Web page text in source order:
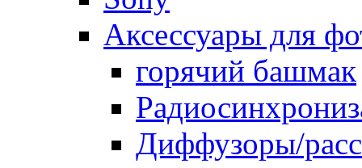
Аксессуары для
горячий башмак
Диффузоры/